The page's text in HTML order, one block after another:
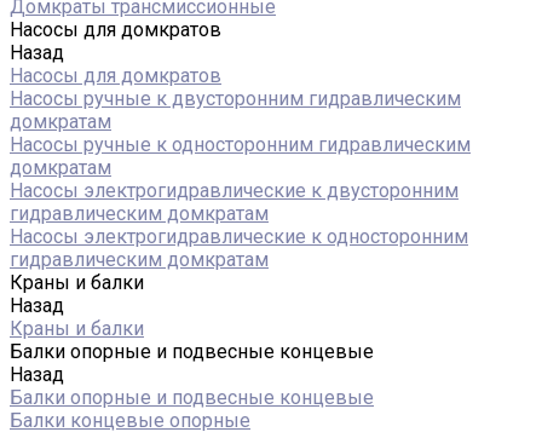
Домкраты трансмиссионные
Насосы для домкратов
Назад
Насосы для домкратов
Насосы ручные к двусторонним гидравлическим
домкратам
Насосы ручные к односторонним гидравлическим
домкратам
Насосы электрогидравлические к двусторонним
гидравлическим домкратам
Насосы электрогидравлические к односторонним
гидравлическим домкратам
Краны и балки
Назад
Краны и балки
Балки опорные и подвесные концевые
Назад
Балки опорные и подвесные концевые
Балки концевые опорные